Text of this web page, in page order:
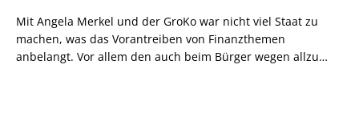
Mit Angela Merkel und der GroKo war nicht viel Staat zu
machen, was das Vorantreiben von Finanzthemen
anbelangt. Vor allem den auch beim Bürger wegen allzu